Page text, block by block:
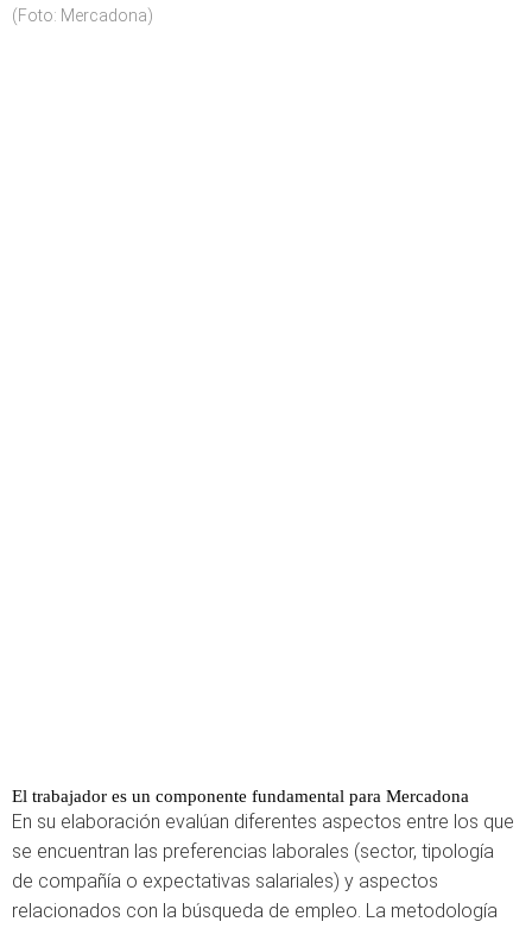
(Foto: Mercadona)
El trabajador es un componente fundamental para Mercadona
En su elaboración evalúan diferentes aspectos entre los que
se encuentran las preferencias laborales (sector, tipología
de compañía o expectativas salariales) y aspectos
relacionados con la búsqueda de empleo. La metodología